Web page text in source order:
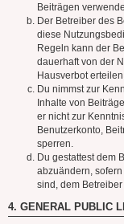
Beiträgen
Der Betreiber des
diese
Regeln kann der
dauerhaft von der
Hausverbot erteilen.
Du nimmst zur
Inhalte von
er nicht zur
Benutzerkonto,
sperren.
Du gestattest dem
abzuändern,
sind, dem
4. GENERAL PUBLIC